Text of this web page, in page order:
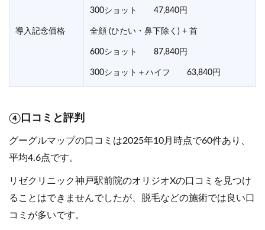
導入記念価格
300ショット 47,840円
全顔 (ひたい・鼻下除く) + 首
600ショット 87,840円
300ショット＋ハイフ 63,840円
④口コミと評判
グーグルマップの口コミは2025年10月時点で60件あり、
平均4.6点です。
リゼクリニック神戸駅前院のオリジオXの口コミを見つけ
ることはできませんでしたが、脱毛などの施術では良い口
コミが多いです。